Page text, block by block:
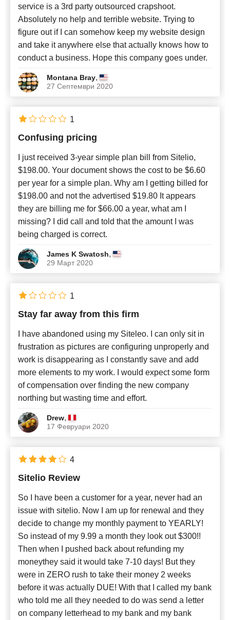
service is a 3rd party outsourced crapshoot.
Absolutely no help and terrible website. Trying to
figure out if I can somehow keep my website design
and take it anywhere else that actually knows how to
conduct a business. Hope this company goes under.
Montana Bray,
27 Септември 2020
Confusing pricing
I just received 3-year simple plan bill from Sitelio,
$198.00. Your document shows the cost to be $6.60
per year for a simple plan. Why am I getting billed for
$198.00 and not the advertised $19.80 It appears
they are billing me for $66.00 a year, what am I
missing? I did call and told that the amount I was
being charged is correct.
James K Swatosh,
29 Март 2020
1
Stay far away from this firm
I have abandoned using my Siteleo. I can only sit in
frustration as pictures are configuring unproperly and
work is disappearing as I constantly save and add
more elements to my work. I would expect some form
of compensation over finding the new company
northing but wasting time and effort.
Drew,
17 Февруари 2020
1
Sitelio Review
So I have been a customer for a year, never had an
issue with sitelio. Now I am up for renewal and they
decide to change my monthly payment to YEARLY!
So instead of my 9.99 a month they look out $300!!
Then when I pushed back about refunding my
moneythey said it would take 7-10 days! But they
were in ZERO rush to take their money 2 weeks
before it was actually DUE! With that I called my bank
who told me all they needed to do was send a letter
on company letterhead to my bank and my bank
4